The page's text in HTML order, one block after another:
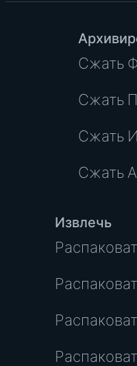
Сжать
Сжать
Сжать
Сжать
Извлечь